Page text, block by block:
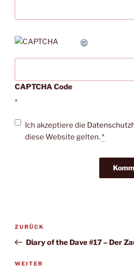
CAPTCHA Code
*
Ich akzeptiere die
diese Website gelten.*
Beitragsnavigation
Vorheriger
Beitrag
ZURÜCK
Diary of the Dave #17 – Der
Nächster
WEITER